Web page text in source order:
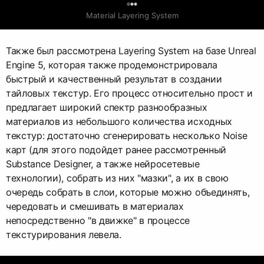
Material Layering System
Также был рассмотрена Layering System на базе Unreal
Engine 5, которая также продемонстрировала
быстрый и качественный результат в создании
тайловых текстур. Его процесс относительно прост и
предлагает широкий спектр разнообразных
материалов из небольшого количества исходных
текстур: достаточно сгенерировать несколько Noise
карт (для этого подойдет ранее рассмотренный
Substance Designer, а также нейросетевые
технологии), собрать из них "мазки", а их в свою
очередь собрать в слои, которые можно объединять,
чередовать и смешивать в материалах
непосредственно "в движке" в процессе
текстурирования левела.